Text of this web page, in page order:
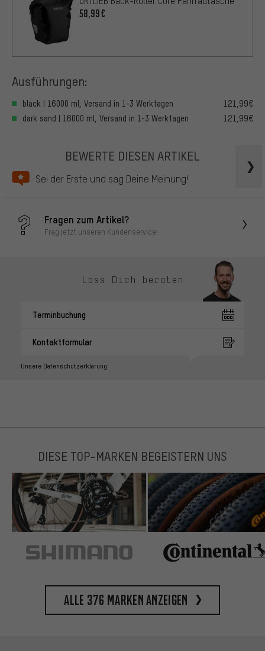
58,99€
Ausführungen:
black | 16000 ml, Versand in 1-3 Werktagen
121,99€
dark sand | 16000 ml, Versand in 1-3 Werktagen
121,99€
BEWERTE DIESEN ARTIKEL
Sei der Erste und sag Deine Meinung!
Fragen zum Artikel?
Frag jetzt unseren Kundenservice!
Lass Dich beraten
Terminbuchung
Kontaktformular
Unsere Datenschutzerklärung
DIESE TOP-MARKEN BEGEISTERN UNS
Alle 376 Marken anzeigen